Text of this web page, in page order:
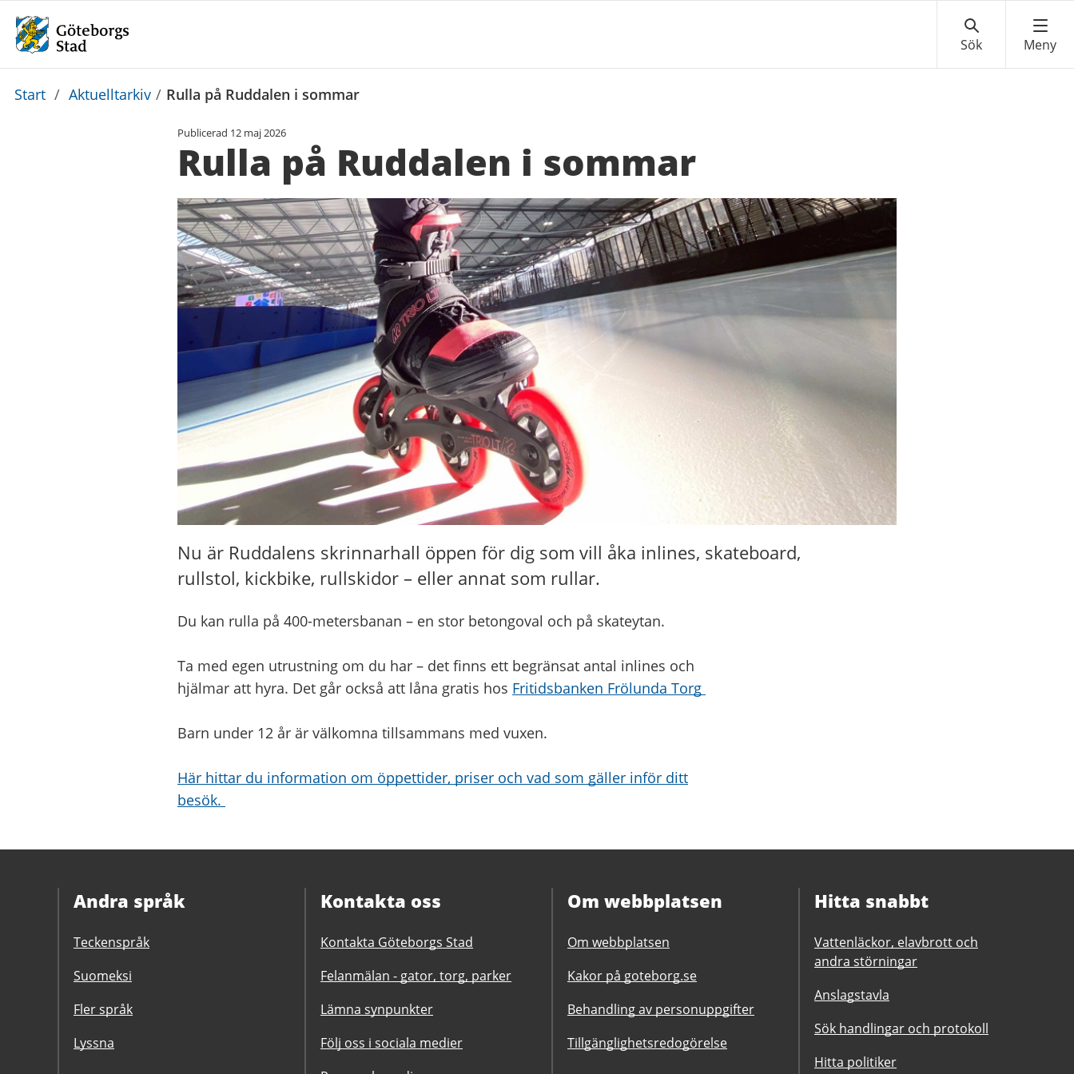
Du
Start / Aktuelltarkiv / Rulla på Ruddalen i sommar
Publicerad 12 maj 2026
Rulla på Ruddalen i sommar
Nu är Ruddalens skrinnarhall öppen för dig som vill åka inlines, skateboard,
rullstol, kickbike, rullskidor – eller annat som rullar.
Du kan rulla på 400-metersbanan – en stor betongoval och på skateytan.
Ta med egen utrustning om du har – det finns ett begränsat antal inlines och
hjälmar att hyra. Det går också att låna gratis hos Fritidsbanken Frölunda Torg
Barn under 12 år är välkomna tillsammans med vuxen.
Här hittar du information om öppettider, priser och vad som gäller inför ditt
besök.
Andra språk
Teckenspråk
Suomeksi
Fler språk
Lyssna
Kontakta oss
Kontakta Göteborgs Stad
Felanmälan - gator, torg, parker
Lämna synpunkter
Följ oss i sociala medier
Om webbplatsen
Om webbplatsen
Kakor på goteborg.se
Behandling av personuppgifter
Tillgänglighetsredogörelse
Hitta snabbt
Vattenläckor, elavbrott och
andra störningar
Anslagstavla
Sök handlingar och protokoll
Hitta politiker